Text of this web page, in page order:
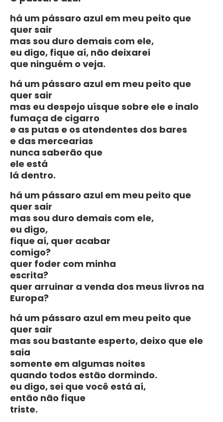
há um pássaro azul em meu peito que
quer sair
mas sou duro demais com ele,
eu digo, fique aí, não deixarei
que ninguém o veja.
há um pássaro azul em meu peito que
quer sair
mas eu despejo uísque sobre ele e inalo
fumaça de cigarro
e as putas e os atendentes dos bares
e das mercearias
nunca saberão que
ele está
lá dentro.
há um pássaro azul em meu peito que
quer sair
mas sou duro demais com ele,
eu digo,
fique aí, quer acabar
comigo?
quer foder com minha
escrita?
quer arruinar a venda dos meus livros na
Europa?
há um pássaro azul em meu peito que
quer sair
mas sou bastante esperto, deixo que ele
saia
somente em algumas noites
quando todos estão dormindo.
eu digo, sei que você está aí,
então não fique
triste.